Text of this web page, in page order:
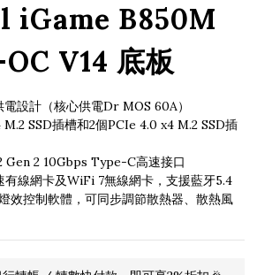
iGame B850M
V14 底板
設計（核心供電Dr MOS 60A）
SSD插槽和2個PCIe 4.0 x4 M.2 SSD插
Gen 2 10Gbps Type-C高速接口
線網卡及WiFi 7無線網卡，支援藍牙5.4
效控制軟體，可同步調節散熱器、散熱風